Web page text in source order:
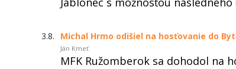
3.8. Michal Hrmo odišiel na hosťovanie do
Ján Kmeť
MFK Ružomberok sa dohodol na